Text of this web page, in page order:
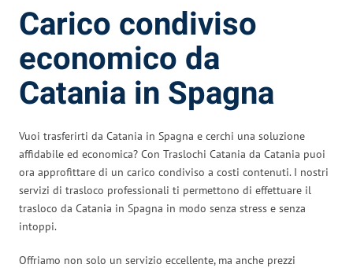
Carico condiviso
economico da
Catania in Spagna
Vuoi trasferirti da Catania in Spagna e cerchi una soluzione
affidabile ed economica? Con Traslochi Catania da Catania puoi
ora approfittare di un carico condiviso a costi contenuti. I nostri
servizi di trasloco professionali ti permettono di effettuare il
trasloco da Catania in Spagna in modo senza stress e senza
intoppi.
Offriamo non solo un servizio eccellente, ma anche prezzi